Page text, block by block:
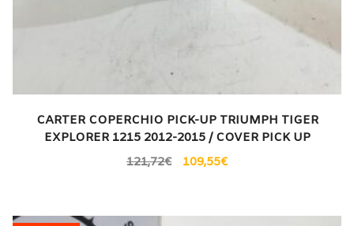
CARTER COPERCHIO PICK-UP TRIUMPH TIGER
EXPLORER 1215 2012-2015 / COVER PICK UP
121,72€ 109,55€